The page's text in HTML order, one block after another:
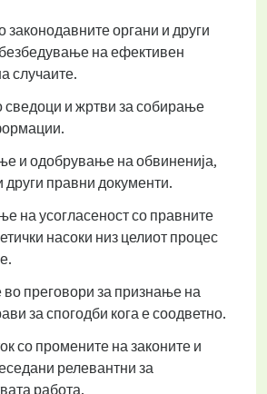
законодавните органи и други
на ефективен
случаите.
сведоци и жртви за собирање
и одобрување на обвиненија,
други правни документи.
на усогласеност со правните
насоки низ целиот процес
преговори за признање на
за спогодби кога е соодветно.
со промените на законите и
релевантни за
работа.